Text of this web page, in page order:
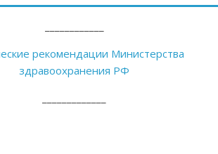
рекомендации Министерства
здравоохранения РФ